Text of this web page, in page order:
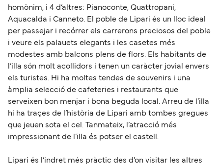
homònim, i 4 d’altres: Pianoconte, Quattropani,
Aquacalda i Canneto. El poble de Lipari és un lloc ideal
per passejar i recórrer els carrerons preciosos del poble
i veure els palauets elegants i les casetes més
modestes amb balcons plens de flors. Els habitants de
l’illa són molt acollidors i tenen un caràcter jovial envers
els turistes. Hi ha moltes tendes de souvenirs i una
àmplia selecció de cafeteries i restaurants que
serveixen bon menjar i bona beguda local. Arreu de l’illa
hi ha traçes de l’història de Lipari amb tombes gregues
que jeuen sota el cel. Tanmateix, l’atracció més
impressionant de l’illa és potser el castell.
Lipari és l’indret més pràctic des d’on visitar les altres